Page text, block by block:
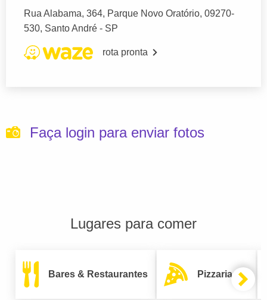
Rua Alabama, 364, Parque Novo Oratório, 09270-
530, Santo André - SP
rota pronta
Faça login para enviar fotos
Lugares para comer
Bares & Restaurantes Pizzarias